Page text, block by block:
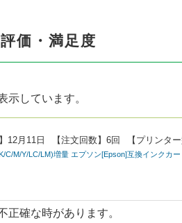
価・満足度
示しています。
12月11日 【注文回数】 6回 【プリンター
C/M/Y/LC/LM)増量 エプソン[Epson]互換インクカー
正確な時があります。